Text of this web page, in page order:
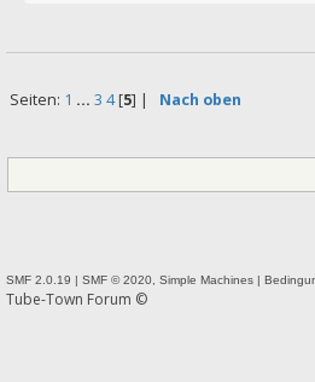
Seiten: 1 ... 3 4[5] | Nach oben
SMF 2.0.19 | SMF © 2020 Simple Machines |
Tube-Town Forum ©